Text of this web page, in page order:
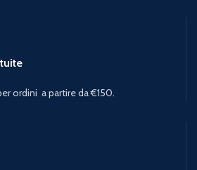
ordini a partire da €150.